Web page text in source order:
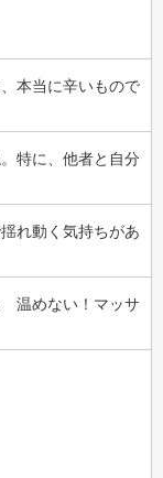
本当に辛いもので
特に、他者と自分
れ動く気持ちがあ
温めない！マッサ